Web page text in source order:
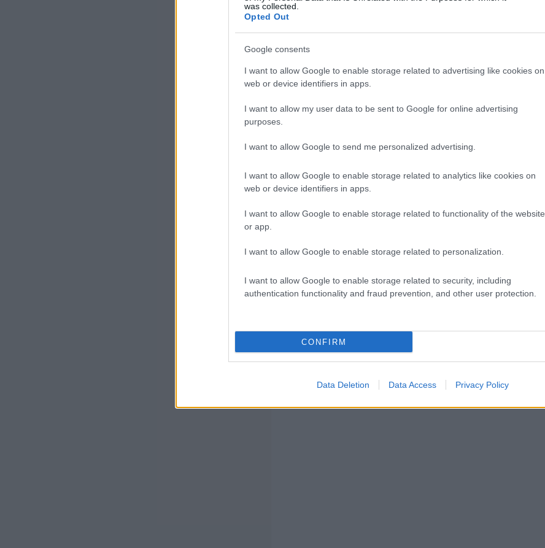
was collected.
Opted Out
Google consents
I want to allow Google to enable storage related to advertising like cookies on
web or device identifiers in apps.
I want to allow my user data to be sent to Google for online advertising
purposes.
I want to allow Google to send me personalized advertising.
I want to allow Google to enable storage related to analytics like cookies on
web or device identifiers in apps.
I want to allow Google to enable storage related to functionality of the website
or app.
I want to allow Google to enable storage related to personalization.
I want to allow Google to enable storage related to security, including
authentication functionality and fraud prevention, and other user protection.
CONFIRM
Data Deletion Data Access Privacy Policy